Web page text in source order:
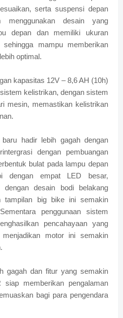
serta suspensi depan
menggunakan desain yang
depan dan memiliki ukuran
mampu memberikan
optimal.
kapasitas 12V – 8,6 AH (10h)
kelistrikan, dengan sistem
mesin, memastikan kelistrikan
hadir lebih gagah dengan
dengan pembuangan
bulat pada lampu depan
dengan empat LED besar,
dengan desain bodi belakang
tampilan big bike ini semakin
penggunaan sistem
pencahayaan yang
motor ini semakin
gagah dan fitur yang semakin
siap memberikan pengalaman
bagi para pengendara